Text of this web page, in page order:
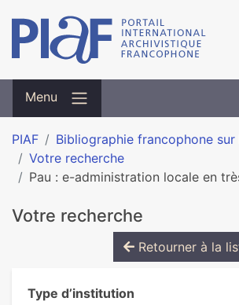
Menu
PIAF
Bibliographie francophone sur
Votre recherche
Pau : e-administration locale en
Votre recherche
Retourner à la
Type d’institution